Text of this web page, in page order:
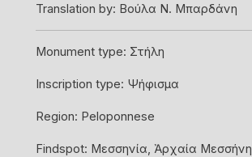
Translation by: Βούλα Ν. Μπαρδάνη
Monument type: Στήλη
Inscription type: Ψήφισμα
Region: Peloponnese
Findspot: Μεσσηνία, Ἀρχαία Μεσσήνη